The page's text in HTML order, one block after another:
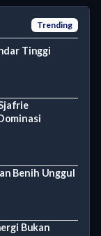
Trending
Tinggi
Benih Unggul
Bukan